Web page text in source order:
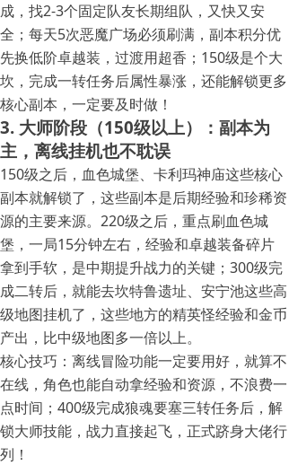
成，找2-3个固定队友长期组队，又快又安
全；每天5次恶魔广场必须刷满，副本积分优
先换低阶卓越装，过渡用超香；150级是个大
坎，完成一转任务后属性暴涨，还能解锁更多
核心副本，一定要及时做！
3. 大师阶段（150级以上）：副本为
主，离线挂机也不耽误
150级之后，血色城堡、卡利玛神庙这些核心
副本就解锁了，这些副本是后期经验和珍稀资
源的主要来源。220级之后，重点刷血色城
堡，一局15分钟左右，经验和卓越装备碎片
拿到手软，是中期提升战力的关键；300级完
成二转后，就能去坎特鲁遗址、安宁池这些高
级地图挂机了，这些地方的精英怪经验和金币
产出，比中级地图多一倍以上。
核心技巧：离线冒险功能一定要用好，就算不
在线，角色也能自动拿经验和资源，不浪费一
点时间；400级完成狼魂要塞三转任务后，解
锁大师技能，战力直接起飞，正式跻身大佬行
列！